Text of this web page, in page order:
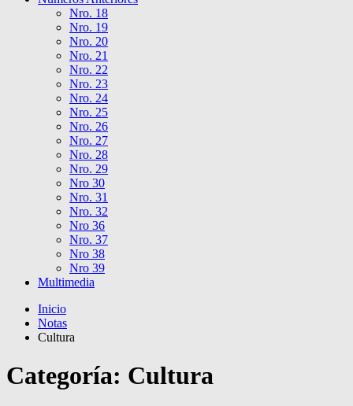
Nro. 18
Nro. 19
Nro. 20
Nro. 21
Nro. 22
Nro. 23
Nro. 24
Nro. 25
Nro. 26
Nro. 27
Nro. 28
Nro. 29
Nro 30
Nro. 31
Nro. 32
Nro 36
Nro. 37
Nro 38
Nro 39
Multimedia
Inicio
Notas
Cultura
Categoría: Cultura